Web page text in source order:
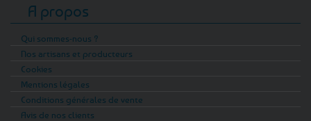
A propos
Qui sommes-nous ?
Nos artisans et producteurs
Cookies
Mentions légales
Conditions générales de vente
Avis de nos clients